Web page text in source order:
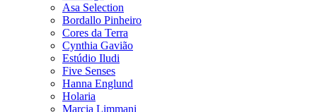
Asa Selection
Bordallo Pinheiro
Cores da Terra
Cynthia Gavião
Estúdio Iludi
Five Senses
Hanna Englund
Holaria
Marcia Limmani